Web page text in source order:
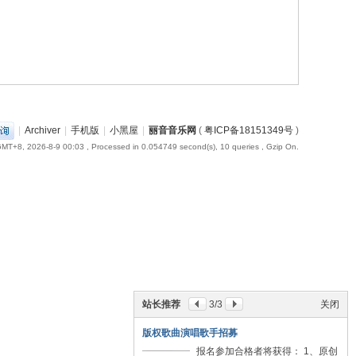
关闭
站长推荐 3/3
版权歌曲演唱歌手招募
报名参加合格者将获得： 1、原创
| Archiver | 手机版 | 小黑屋 | 丽音音乐网 ( 粤ICP备18151349号 )
2026-8-9 00:03 , Processed in 0.054749 second(s), 10 queries , Gzip On.